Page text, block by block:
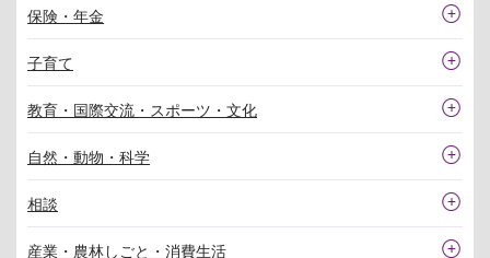
保険・年金
子育て
教育・国際交流・スポーツ・文化
自然・動物・科学
相談
産業・農林しごと・消費生活